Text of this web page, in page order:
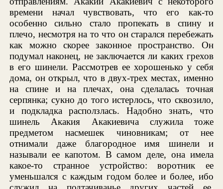
времени начал чувствовать, что его как-то
особенно сильно стало пропекать в спину и
плечо, несмотря на то что он старался перебежать
как можно скорее законное пространство. Он
подумал наконец, не заключается ли каких грехов
в его шинели. Рассмотрев ее хорошенько у себя
дома, он открыл, что в двух-трех местах, именно
на спине и на плечах, она сделалась точная
серпянка; сукно до того истерлось, что сквозило,
и подкладка расползлась. Надобно знать, что
шинель Акакия Акакиевича служила тоже
предметом насмешек чиновникам; от нее
отнимали даже благородное имя шинели и
называли ее капотом. В самом деле, она имела
какое-то странное устройство: воротник ее
уменьшался с каждым годом более и более, ибо